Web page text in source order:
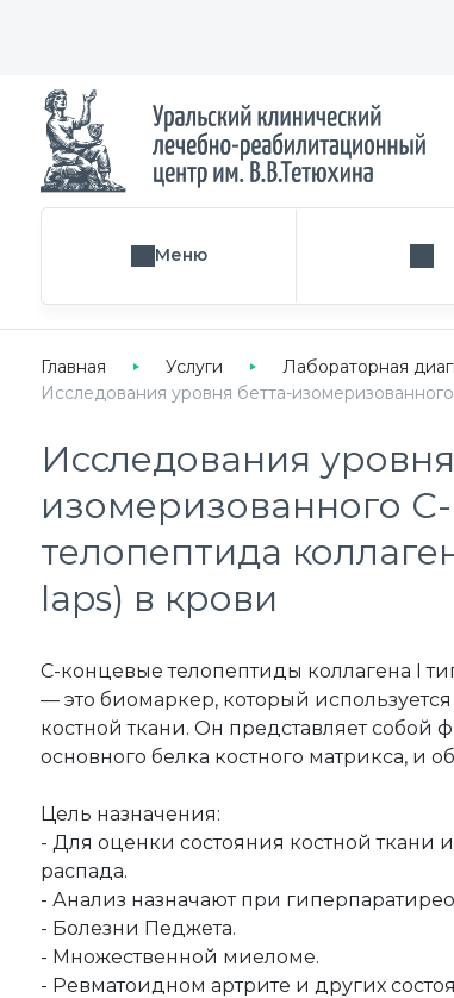
Меню
Главная Услуги
Лабораторная
Исследования уровня бетта-
Исследования
изомеризованного
телопептида
laps) в крови
С-концевые телопептиды коллагена I
— это биомаркер, который
костной ткани. Он представляет собой
основного белка костного матрикса, и
Цель назначения:
- Для оценки состояния костной ткани
распада.
- Анализ назначают при
- Болезни Педжета.
- Множественной миеломе.
- Ревматоидном артрите и других